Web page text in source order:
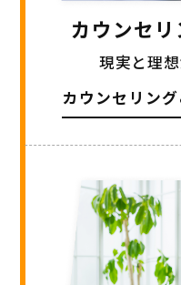
カウンセリ
現実と理
カウンセリン